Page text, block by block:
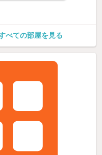
べての部屋を見る